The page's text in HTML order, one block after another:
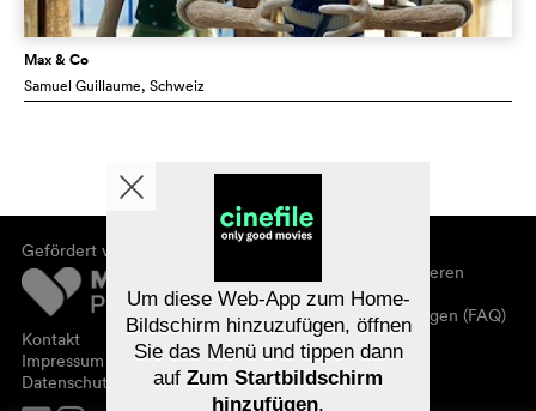
Max & Co
Samuel Guillaume, Schweiz
Gefördert von
Kontakt
Impressum
Datenschutz
Registrieren/abonnieren
Newsletter
Häufig gestellte Fragen (FAQ)
Gutscheine
Um diese Web-App zum Home-
Bildschirm hinzuzufügen, öffnen
Sie das Menü und tippen dann
auf Zum Startbildschirm
hinzufügen.